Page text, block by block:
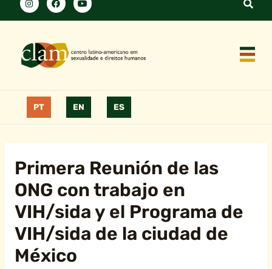
PT EN ES
Primera Reunión de las
ONG con trabajo en
VIH/sida y el Programa de
VIH/sida de la ciudad de
México